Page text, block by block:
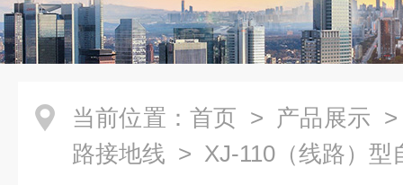
当前位置： 首页 > 产品展示
路接地线 > XJ-110（线路）型